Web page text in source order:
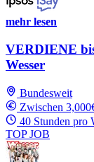
mehr lesen
VERDIENE
Wesser
Bundesweit
Zwischen
40 Stunden pro
TOP JOB